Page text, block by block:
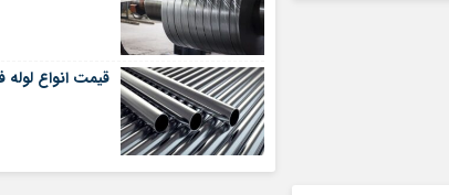
قیمت انواع لوله فلزی